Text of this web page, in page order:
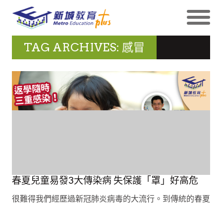
TAG ARCHIVES: 感冒
春夏兒童易發3大傳染病 失保護「罩」好高危
很難得我們經歷過新冠肺炎病毒的大流行。到傳統的春夏